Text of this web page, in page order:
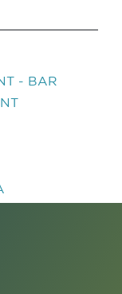
- BAR